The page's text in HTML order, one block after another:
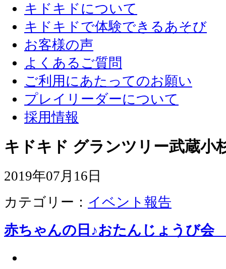
キドキドについて
キドキドで体験できるあそび
お客様の声
よくあるご質問
ご利用にあたってのお願い
プレイリーダーについて
採用情報
キドキド グランツリー武蔵小
2019年07月16日
カテゴリー： イベント報告
赤ちゃんの日♪おたんじょうび